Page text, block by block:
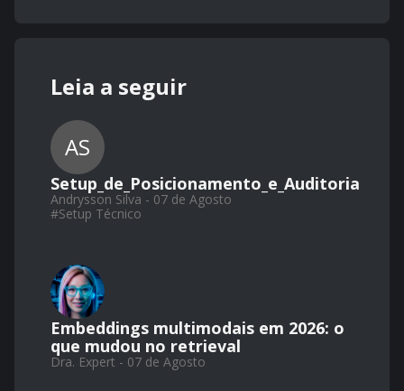
Leia a seguir
AS
Setup_de_Posicionamento_e_Auditoria
Andrysson Silva - 07 de Agosto
#Setup Técnico
Embeddings multimodais em 2026: o
que mudou no retrieval
Dra. Expert - 07 de Agosto